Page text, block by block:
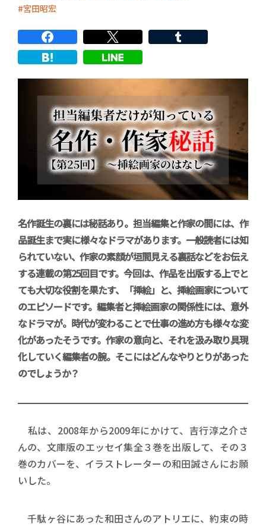
宮田昭宏
名作誕生の裏には秘話あり。担当編集と作家の間には、作
品誕生まで実に様々なドラマがあります。一般読者には知
られていない、作家の素顔が垣間見える裏話などをお伝え
する連載の第25回目です。今回は、作品を出版する上でと
ても大切な役割を果たす、「挿絵」と、挿絵画家について
のエピソードです。編集者と挿絵画家の関係性には、意外
なドラマが。時代が変わることで仕事の進め方も様々な変
化があったそうです。作家の意向と、それを汲み取り具現
化していく編集者の腕。そこにはどんなやりとりがあった
のでしょうか？
私は、2008年から2009年にかけて、吉行淳之介さ
んの、文庫版のエッセイ集全３巻を出版して、その３
巻のカバーを、イラストレーターの和田誠さんにお願
いした。
千駄ヶ谷にあった和田さんのアトリエに、約束の時